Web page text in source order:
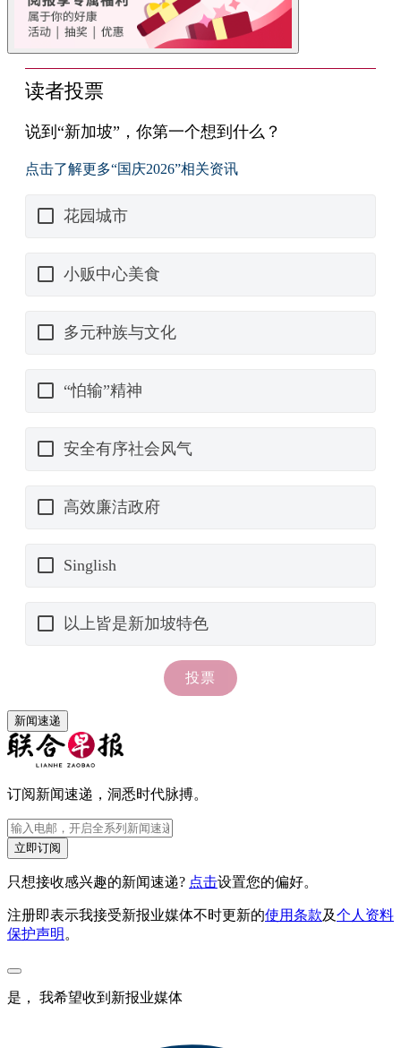
新闻速递
订阅新闻速递，洞悉时代脉搏。
立即订阅
只想接收感兴趣的新闻速递? 点击设置您的偏好。
注册即表示我接受新报业媒体不时更新的使用条款及个人资料
保护声明 。
是， 我希望收到新报业媒体